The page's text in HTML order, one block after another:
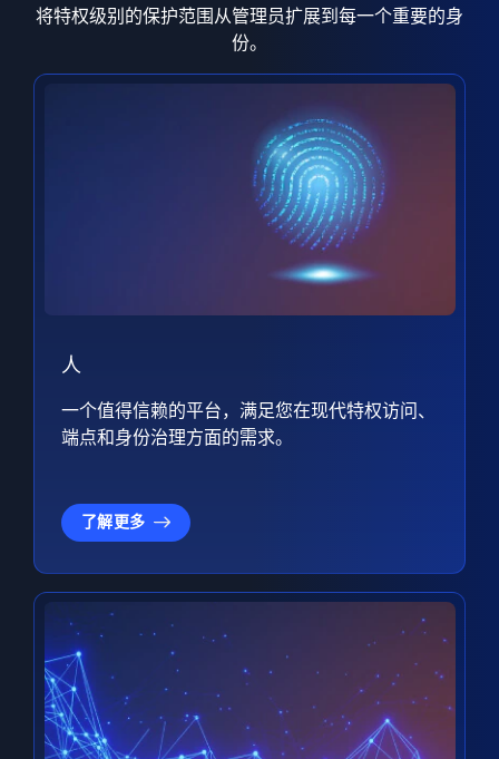
将特权级别的保护范围从管理员扩展到每一个重要的身
份。
人
一个值得信赖的平台，满足您在现代特权访问、
端点和身份治理方面的需求。
了解更多